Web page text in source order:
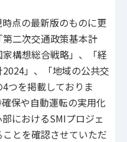
点の最新版のものに更
二次交通政策基本計
構想総合戦略」、「経
」、「地域の公共交
つを掲載しておりま
保や自動運転の実用化
におけるSMIプロジェ
とを確認させていただ